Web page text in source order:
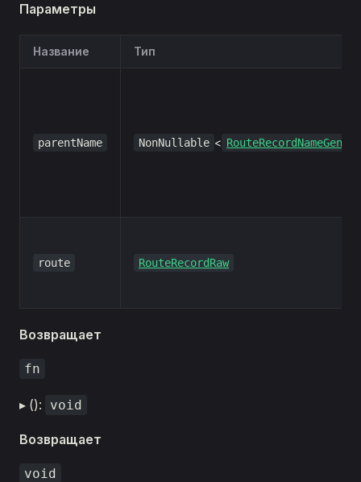
Параметры
Название Тип
parentName NonNullable <
route RouteRecordRaw
Возвращает
fn
▸ (): void
Возвращает
void